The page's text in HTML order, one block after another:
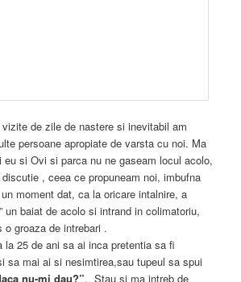
de zile de nastere si inevitabil am
persoane apropiate de varsta cu noi. Ma
si Ovi si parca nu ne gaseam locul acolo,
, ceea ce propuneam noi, imbufna
moment dat, ca la oricare intalnire, a
un baiat de acolo si intrand in colimatoriu,
o groaza de intrebari .
la 25 de ani sa ai inca pretentia sa fi
sa mai ai si nesimtirea,sau tupeul sa spui
nu-mi dau?”. Stau si ma intreb de